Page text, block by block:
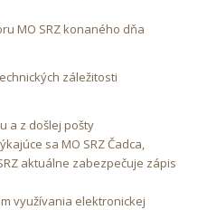
MO SRZ konaného dňa
záležitosti
a z došlej pošty
sa MO SRZ Čadca,
aktuálne zabezpečuje zápis
využívania elektronickej